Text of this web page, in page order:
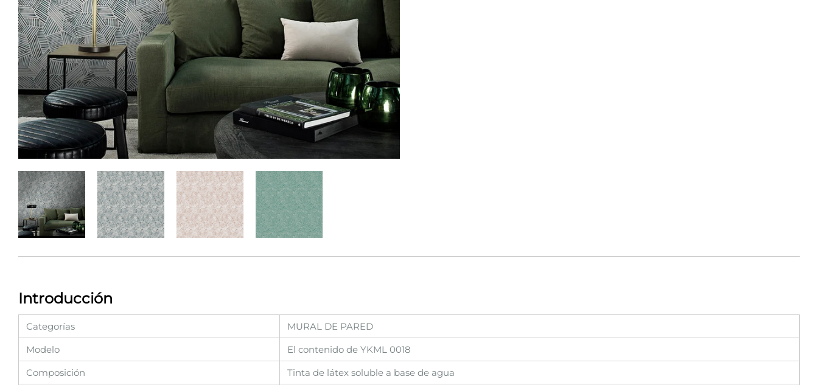
Introducción
Categorías
MURAL DE PARED
Modelo
El contenido de YKML 0018
Composición
Tinta de látex soluble a base de agua